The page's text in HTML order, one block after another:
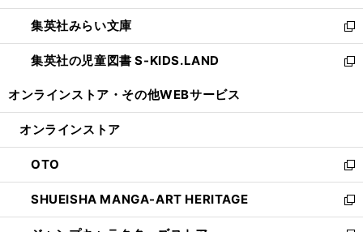
開
く
ウ
で
開
く
ン
ド
ウ
で
ウ
ィ
ン
ド
開
集英社みらい文庫
新
し
い
ン
ウ
で
開
く
集英社の児童図書 S-KIDS.LAND
新
ウ
ン
ド
ウ
で
開
オンラインストア・ その他WEBサービス
オンラインストア
OTO
新
し
い
ウ
SHUEISHA MANGA-ART HERITAGE
新
し